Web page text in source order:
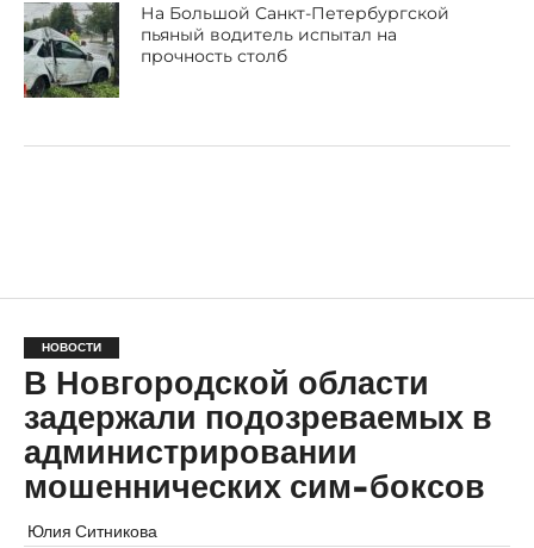
На Большой Санкт-Петербургской
пьяный водитель испытал на
прочность столб
НОВОСТИ
В Новгородской области
задержали подозреваемых в
администрировании
мошеннических сим-боксов
Юлия Ситникова